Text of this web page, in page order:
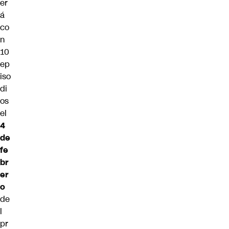
er
á
co
n
10
ep
iso
di
os
el
4
de
fe
br
er
o
de
l
pr